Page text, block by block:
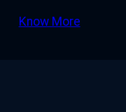
Know More